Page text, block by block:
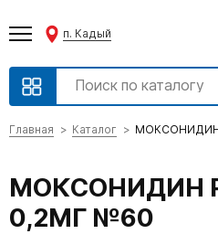
п. Кадый
Главная Каталог МОКСОНИДИН
МОКСОНИДИН
0,2МГ №60